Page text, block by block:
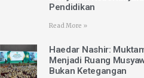
Pendidikan
Read More »
Haedar Nashir:
Menjadi Ruang
Bukan Ketegangan